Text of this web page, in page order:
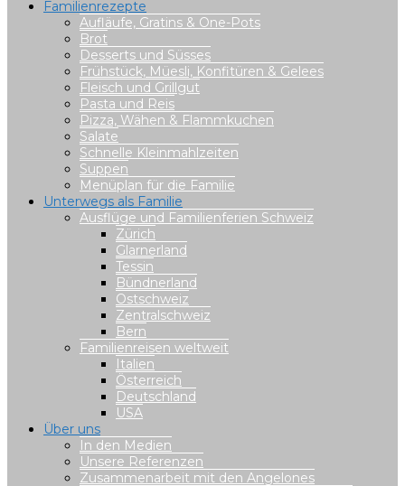
Familienrezepte
Aufläufe, Gratins & One-Pots
Brot
Desserts und Süsses
Frühstück, Müesli, Konfitüren & Gelees
Fleisch und Grillgut
Pasta und Reis
Pizza, Wähen & Flammkuchen
Salate
Schnelle Kleinmahlzeiten
Suppen
Menüplan für die Familie
Unterwegs als Familie
Ausflüge und Familienferien Schweiz
Zürich
Glarnerland
Tessin
Bündnerland
Ostschweiz
Zentralschweiz
Bern
Familienreisen weltweit
Italien
Österreich
Deutschland
USA
Über uns
In den Medien
Unsere Referenzen
Zusammenarbeit mit den Angelones